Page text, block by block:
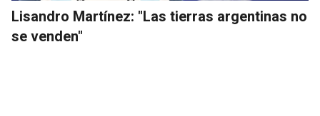
Lisandro Martínez: "Las tierras argentinas no
se venden"